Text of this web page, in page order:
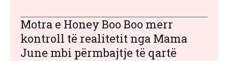
Motra e Honey Boo Boo merr
kontroll të realitetit nga Mama
June mbi përmbajtje të qartë